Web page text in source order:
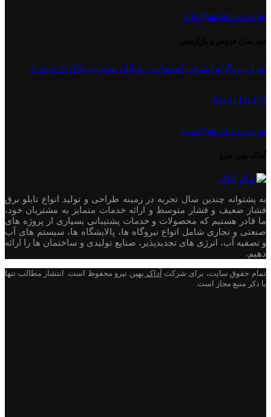
info@adakbn-co.com
تهران بزرگراه اشرفی اصفهانی ، خیابان مخبری، پلاک 10 واحد 6
02144491255
sales@adakbn-co.com
به پشتوانه چندین سال تجربه در زمینه طراحی و تولید انواع تابلو برق
فشار ضعیف و فشار متوسط و ارائه خدمات متمایز به مشتریان خود،
ما قادر هستیم که محصولات و خدمات پشتیبانی بسیاری از پروژه های
صنعتی و تجاری شامل انواع نیروگاه ها، پالایشگاه ها، سیستم های آب
و تصفیه آب، انرژی های تجدیدپذیر، صنایع تولیدی و ساختمان ها را ارائه
دهیم.
تمام حقوق سایت، برای شرکت آداک بهین نیرو محفوظ است. انتشار مطالب تنها
با ذکر منبع مجاز است.